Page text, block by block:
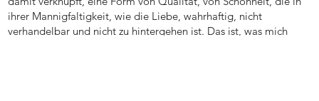
ihrer Mannigfaltigkeit, wie die Liebe, wahrhaftig, nicht
verhandelbar und nicht zu hintergehen ist. Das ist, was mich